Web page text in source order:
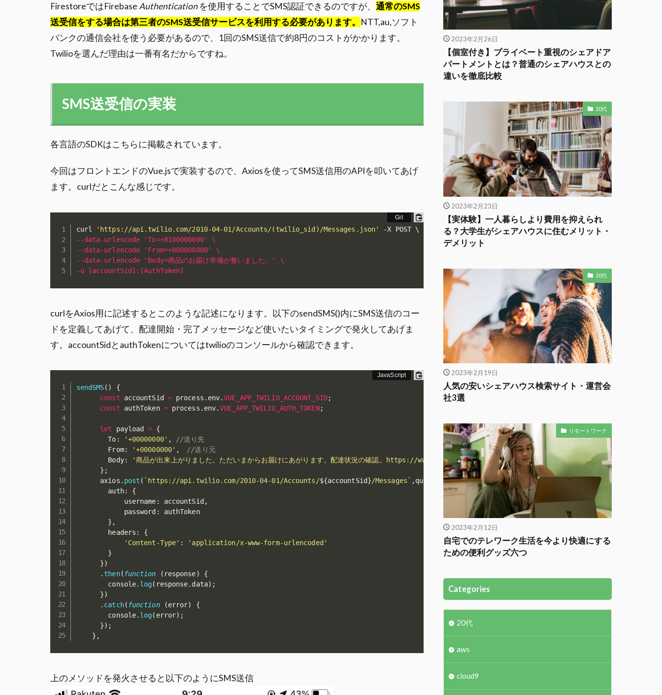
FirestoreではFirebaseAuthenticationを使用することでSMS認証できるのですが、 通常のSMS
送受信をする場合は第三者のSMS送受信サービスを利用する必要があります。 NTT,au,ソフト
バンクの通信会社を使う必要があるので、1回のSMS送信で約8円のコストがかかります。
Twilioを選んだ理由は一番有名だからですね。
SMS送受信の実装
各言語のSDKはこちらに掲載されています。
今回はフロントエンドのVue.jsで実装するので、Axiosを使ってSMS送信用のAPIを叩いてあげ
ます。curlだとこんな感じです。
curl 'https://api.twilio.com/2010-04-01/Accounts/(twilio_sid)/Messages.json'
--data-urlencode 'To=+8100000000' \
--data-urlencode 'From=+000000000' \
--data-urlencode 'Body=商品のお届け準備が整いました。' \
-u [accountSid]:[AuthToken]
curlをAxios用に記述するとこのような記述になります。以下のsendSMS()内にSMS送信のコー
ドを定義してあげて、配達開始・完了メッセージなど使いたいタイミングで発火してあげま
す。accountSidとauthTokenについてはtwilioのコンソールから確認できます。
sendSMS( )
{
const accountSid = process . env.VUE_APP_TWILIO_ACCOUNT_SID;
const authToken = process . env.VUE_APP_TWILIO_AUTH_TOKEN;
let payload =
{
        To
: '+00000000' ,
//送り先
        From
: '+00000000' ,
//送り元
        Body
: '商品が出来上がりました。ただいまからお届けにあがります。配達状況の確認。https://www.for-engineer.life/',
} ;
      axios
. post ( `https://api.twilio.com/2010-04-01/Accounts/${accountSid}/Messages` ,querystring.stringify(payload ),{
        auth
:
{
            username
: accountSid,
            password
:
authToken
} ,
        headers
:
{
'Content-Type' :
'application/x-www-form-urlencoded'
}
})
. then( function ( response)
{
        console
. log( response. data) ;
})
. catch( function (error)
{
        console
. log( error) ;
}) ;
} ,
上のメソッドを発火させると以下のようにSMS送信
2023年2月26日
【個室付き】プライベート重視のシェアドア
パートメントとは？普通のシェアハウスとの
違いを徹底比較
20代
2023年2月23日
【実体験】一人暮らしより費用を抑えられ
る？大学生がシェアハウスに住むメリット・
デメリット
20代
2023年2月19日
人気の安いシェアハウス検索サイト・運営会
社3選
リモートワーク
2023年2月12日
自宅でのテレワーク生活を今より快適にする
ための便利グッズ六つ
Categories
20代
aws
cloud9